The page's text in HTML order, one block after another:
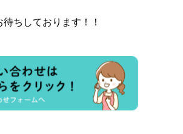
ちしております！！